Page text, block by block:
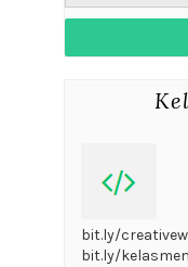
bit.ly/
bit.ly/